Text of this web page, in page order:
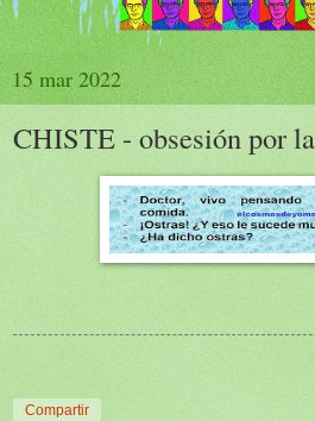
15 mar 2022
CHISTE - obsesión por
Compartir